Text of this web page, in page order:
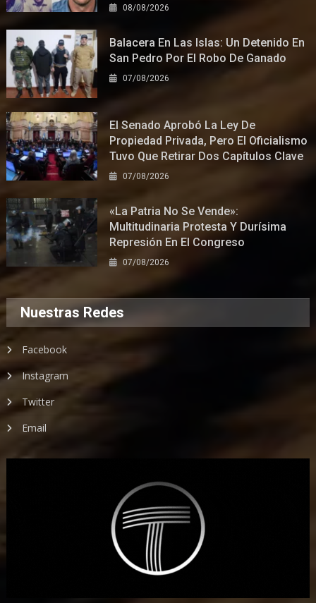
08/08/2026
Balacera En Las Islas: Un Detenido En
San Pedro Por El Robo De Ganado
07/08/2026
El Senado Aprobó La Ley De
Propiedad Privada, Pero El Oficialismo
Tuvo Que Retirar Dos Capítulos Clave
07/08/2026
«La Patria No Se Vende»:
Multitudinaria Protesta Y Durísima
Represión En El Congreso
07/08/2026
Nuestras Redes
Facebook
Instagram
Twitter
Email